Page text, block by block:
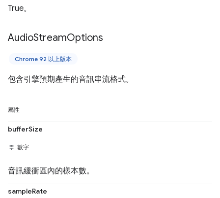
True。
AudioStreamOptions
Chrome 92 以上版本
包含引擎預期產生的音訊串流格式。
屬性
bufferSize
數字
音訊緩衝區內的樣本數。
sampleRate